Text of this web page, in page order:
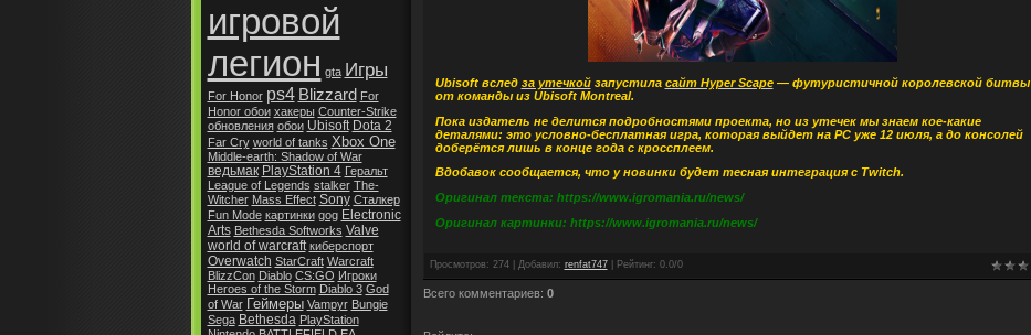
игровой
легион gta Игры
For Honor ps4 Blizzard For
Honor обои хакеры Counter-Strike
обновления обои Ubisoft Dota 2
Far Cry world of tanks Xbox One
Middle-earth: Shadow of War
ведьмак PlayStation 4 Геральт
League of Legends stalker The-
Witcher Mass Effect Sony Сталкер
Fun Mode картинки gog Electronic
Arts Bethesda Softworks Valve
world of warcraft киберспорт
Overwatch StarCraft Warcraft
BlizzCon Diablo CS:GO Игроки
Heroes of the Storm Diablo 3 God
of War Геймеры Vampyr Bungie
Sega Bethesda PlayStation
Ubisoft вслед за утечкойзапустила сайт Hyper Scape— футуристичной королевской битвы
от команды из Ubisoft Montreal.
Пока издатель не делится подробностями проекта, но из утечек мы знаем кое-какие
деталями: это условно-бесплатная игра, которая выйдет на РС уже 12 июля, а до консолей
доберётся лишь в конце года с кроссплеем.
Вдобавок сообщается, что у новинки будет тесная интеграция с Twitch.
Оригинал текста: https://www.igromania.ru/news/
Оригинал картинки: https://www.igromania.ru/news/
Просмотров: 274| Добавил: renfat747 Рейтинг: 0.0/0
Всего комментариев: 0